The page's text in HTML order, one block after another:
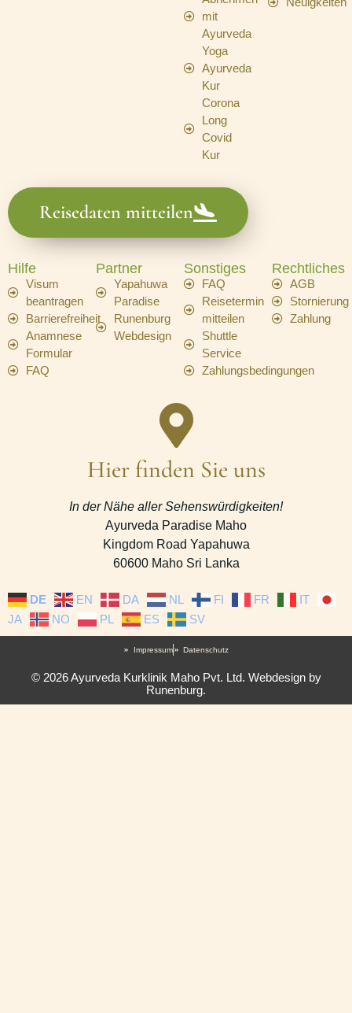
mit
Ayurveda
Yoga
Ayurveda
Kur
Corona
Long
Covid
Kur
Reisedaten mitteilen
Hilfe
Visum
beantragen
Barrierefreiheit
Anamnese
Formular
FAQ
Partner
Yapahuwa
Paradise
Runenburg
Webdesign
Sonstiges
FAQ
Reisetermin
mitteilen
Shuttle
Service
Zahlungsbedingungen
Rechtliches
AGB
Stornierung
Zahlung
Hier finden Sie uns
In der Nähe aller Sehenswürdigkeiten!
Ayurveda Paradise Maho
Kingdom Road Yapahuwa
60600 Maho Sri Lanka
DE EN DA NL FI FR
IT
JA
NO PL ES SV
Impressum Datenschutz
© 2026 Ayurveda Kurklinik Maho Pvt. Ltd. Webdesign by
Runenburg.